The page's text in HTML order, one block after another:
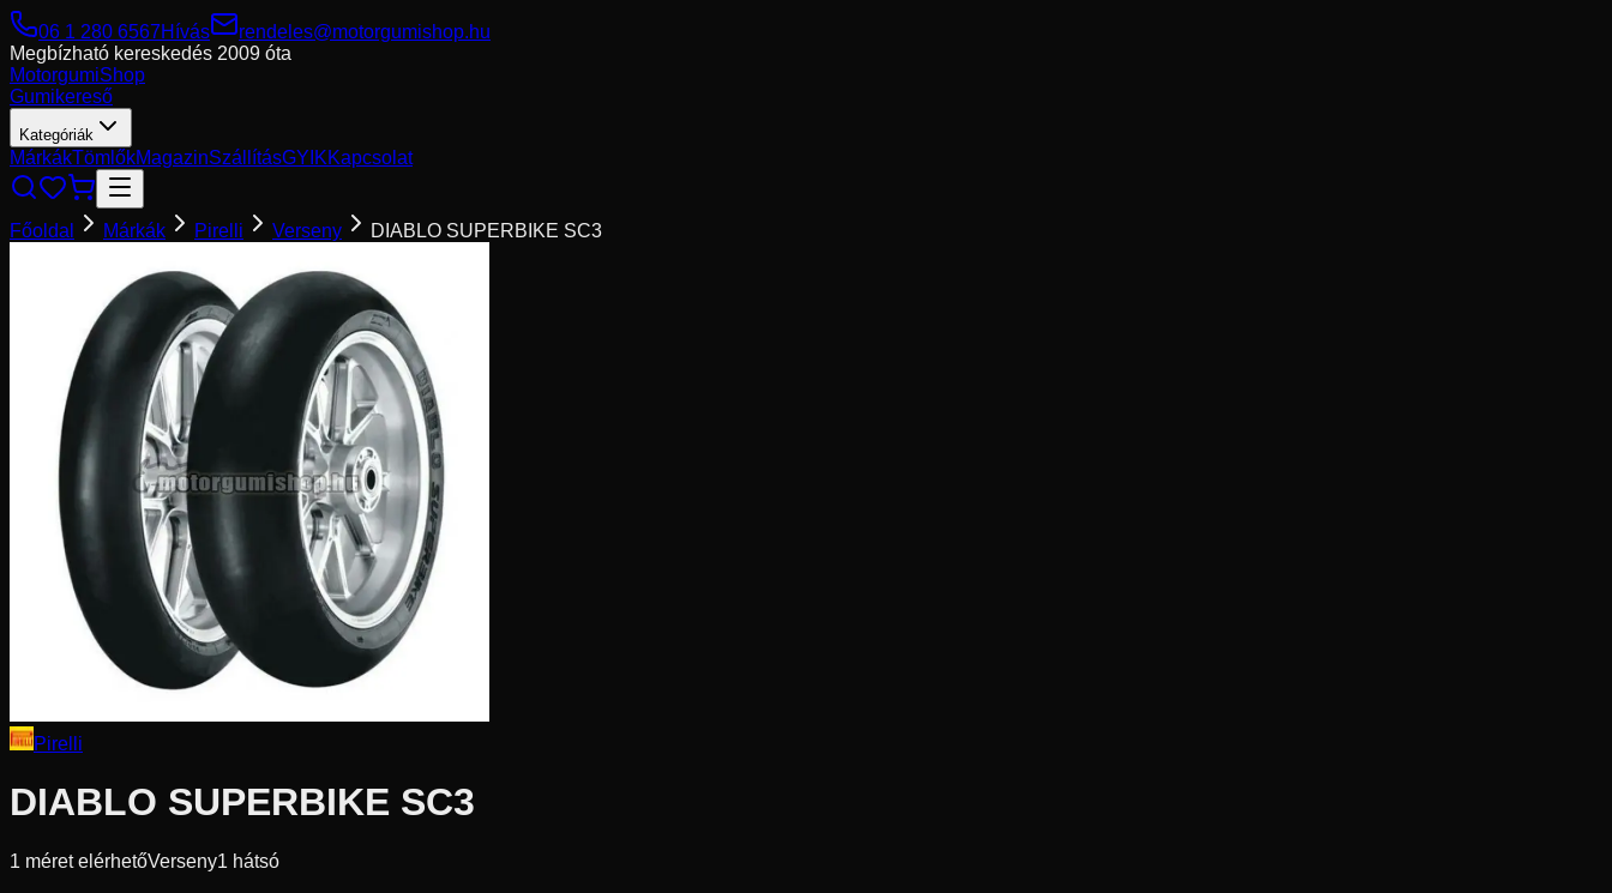
06 1 280 6567Hívás
rendeles@motorgumishop.hu
Megbízható kereskedés 2009 óta
MotorgumiShop
Gumikereső
Kategóriák
MárkákTömlőkMagazinSzállításGYIKKapcsolat
Főoldal Márkák Pirelli Verseny DIABLO SUPERBIKE SC3
Pirelli
DIABLO SUPERBIKE SC3
1 méret elérhetőVerseny1 hátsó